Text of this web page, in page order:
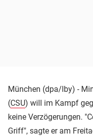
München (dpa/lby) -
(CSU) will im Kampf
keine Verzögerungen.
Griff", sagte er am